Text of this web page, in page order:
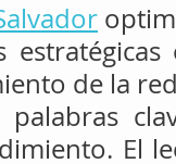
de la
palabras
El